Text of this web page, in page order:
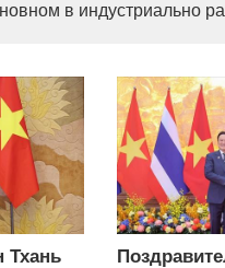
в индустриально
Тхань